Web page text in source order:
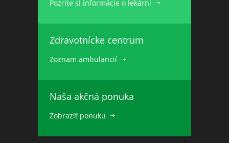
Pozrite si informácie o lekárni
Zdravotnícke centrum
Zoznam ambulancií
Naša akčná ponuka
Zobraziť ponuku